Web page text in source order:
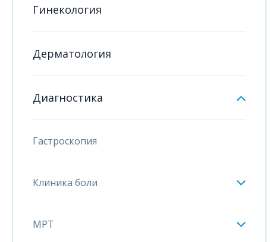
Гинекология
Дерматология
Диагностика
Гастроскопия
Клиника боли
МРТ